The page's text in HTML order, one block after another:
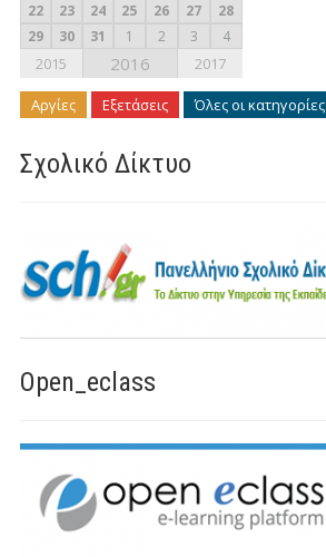
22
23 24 25 26 27
28
29
30 31 1 2 3 4
2015 2016 2017
Αργίες Εξετάσεις Όλες οι κατηγορίες
Σχολικό Δίκτυο
Open_eclass